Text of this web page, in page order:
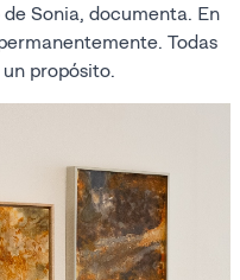
Sonia, documenta. En
Todas
propósito.